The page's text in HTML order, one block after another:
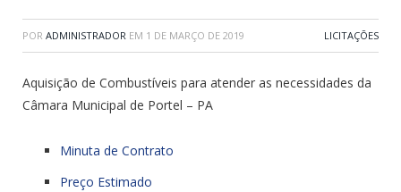
POR ADMINISTRADOR EM 1 DE MARÇO DE 2019 LICITAÇÕES
Aquisição de Combustíveis para atender as necessidades da
Câmara Municipal de Portel – PA
Minuta de Contrato
Preço Estimado